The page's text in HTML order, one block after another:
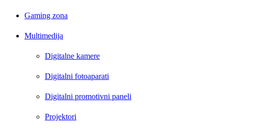
Gaming zona
Multimedija
Digitalne kamere
Digitalni fotoaparati
Digitalni promotivni paneli
Projektori